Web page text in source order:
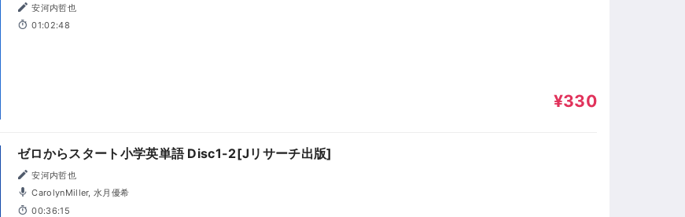
安河内哲也
01:02:48
¥330
ゼロからスタート小学英単語 Disc1-2[Jリサーチ出版]
安河内哲也
CarolynMiller, 水月優希
00:36:15